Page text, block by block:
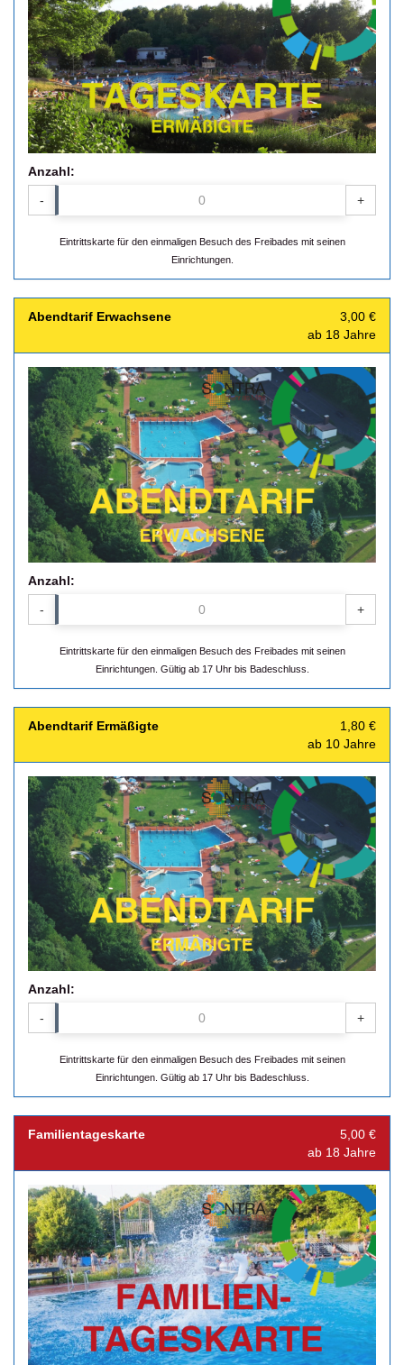
Anzahl:
-
+
Eintrittskarte für den einmaligen Besuch des Freibades mit seinen
Einrichtungen.
Abendtarif Erwachsene
3,00 €
ab 18 Jahre
Anzahl:
-
+
Eintrittskarte für den einmaligen Besuch des Freibades mit seinen
Einrichtungen. Gültig ab 17 Uhr bis Badeschluss.
Abendtarif Ermäßigte
1,80 €
ab 10 Jahre
Anzahl:
-
+
Eintrittskarte für den einmaligen Besuch des Freibades mit seinen
Einrichtungen. Gültig ab 17 Uhr bis Badeschluss.
Familientageskarte
5,00 €
ab 18 Jahre